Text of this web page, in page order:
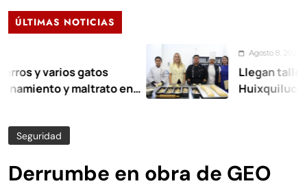
ÚLTIMAS NOTICIAS
varios gatos
y maltrato en
Agosto 8, 2026
Llegan talleres de
Huixquilucan
Seguridad
Derrumbe en obra de GEO